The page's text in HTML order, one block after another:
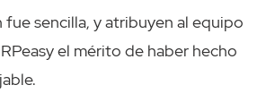
sencilla, y atribuyen al equipo
el mérito de haber hecho